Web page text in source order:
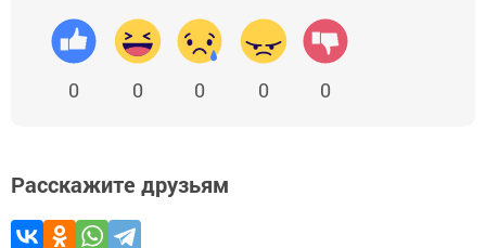
0 0 0 0 0
Расскажите друзьям